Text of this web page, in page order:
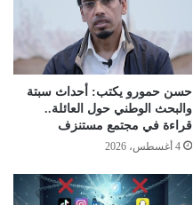
حسن حمورو يكتب: أحداث سبتة
والبحث الوطني حول العائلة..
قراءة في مجتمع مستنزف
4 أغسطس، 2026